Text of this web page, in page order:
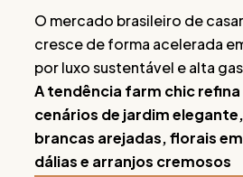
O mercado brasileiro de
cresce de forma acelerada
por luxo sustentável e alta
A tendência farm chic
cenários de jardim
brancas arejadas, florais
dálias e arranjos cremosos